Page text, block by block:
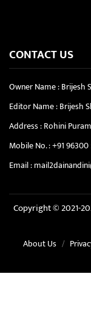
CONTACT US
Owner Name : Brijesh
Editor Name : Brijesh
Address : Rohini
Mobile No. :+91
Email :
Copyright © 2021-
About Us